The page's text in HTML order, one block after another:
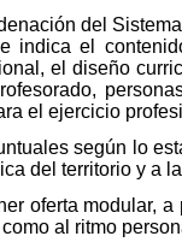
del
indica el
el diseño
el ejercicio
según lo
del territorio y a
oferta modular,
al ritmo